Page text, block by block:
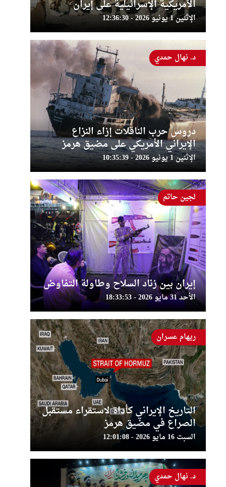
الأمريكية الإسرائيلية على إيران
الإثنين 1 يونيو 2026 - 12:36:30
دروس حرب الناقلات إزاء النزاع
الإيراني الأمريكي على مضيق هرمز
الإثنين 1 يونيو 2026 - 10:35:39
د. نهال حمدي
إيران بين زناد السلاح وطاولة التفاوض
الأحد 31 مايو 2026 - 18:33:53
لجين حاتم
التاريخ الإيراني كأداة لاستقراء مستقبل
الصراع في مضيق هرمز
السبت 16 مايو 2026 - 12:01:08
ريهام عسران
د. نهال حمدي